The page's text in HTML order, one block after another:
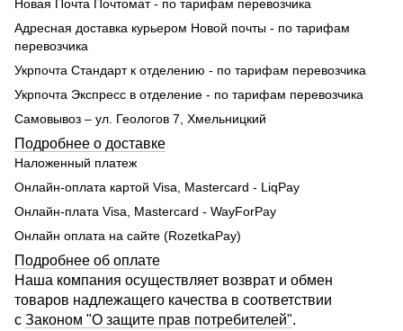
Новая Почта Почтомат - по тарифам перевозчика
Адресная доставка курьером Новой почты - по тарифам
перевозчика
Укрпочта Стандарт к отделению - по тарифам перевозчика
Укрпочта Экспресс в отделение - по тарифам перевозчика
Самовывоз – ул. Геологов 7, Хмельницкий
Подробнее о доставке
Наложенный платеж
Онлайн-оплата картой Visa, Mastercard - LiqPay
Онлайн-плата Visa, Mastercard - WayForPay
Онлайн оплата на сайте (RozetkaPay)
Подробнее об оплате
Наша компания осуществляет возврат и обмен
товаров надлежащего качества в соответствии
с Законом "О защите прав потребителей".